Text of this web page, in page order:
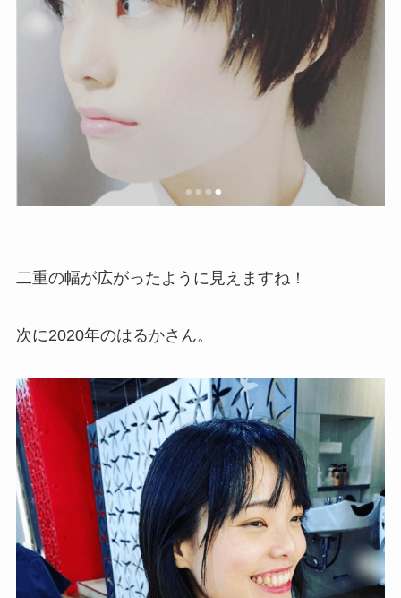
二重の幅が広がったように見えますね！
次に2020年のはるかさん。